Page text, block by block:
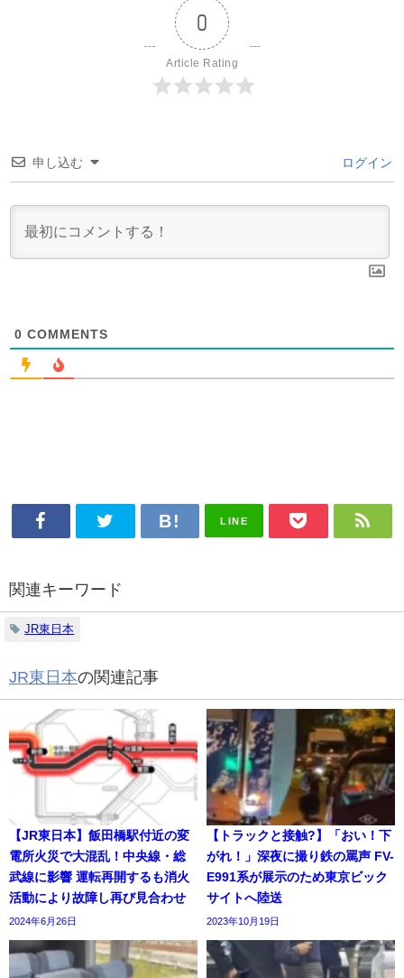
0
Article Rating
申し込む ログイン
0 COMMENTS
LINE
関連キーワード
JR東日本
JR東日本の関連記事
【JR東日本】飯田橋駅付近の変
電所火災で大混乱！中央線・総
武線に影響 運転再開するも消火
活動により故障し再び見合わせ
2024年6月26日
【トラックと接触?】「おい！下
がれ！」深夜に撮り鉄の罵声 FV-
E991系が展示のため東京ビック
サイトへ陸送
2023年10月19日